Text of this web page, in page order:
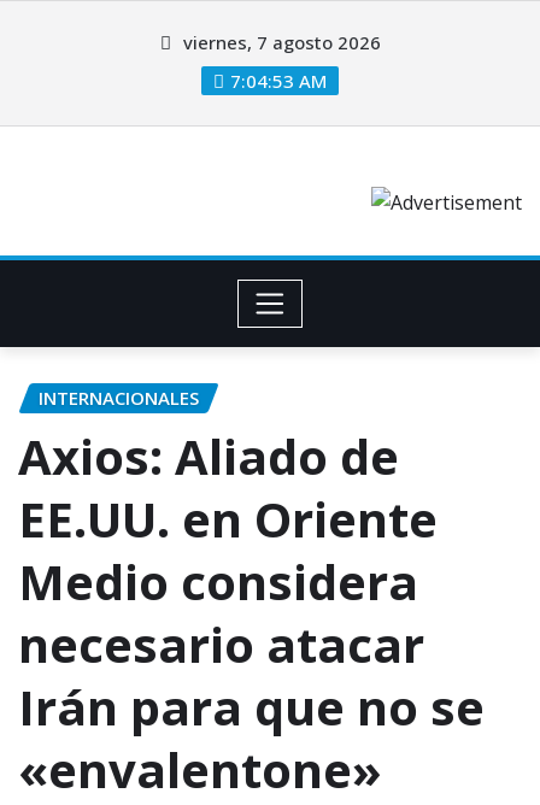
viernes, 7 agosto 2026
7:04:54 AM
INTERNACIONALES
Axios: Aliado de
EE.UU. en Oriente
Medio considera
necesario atacar
Irán para que no se
«envalentone»